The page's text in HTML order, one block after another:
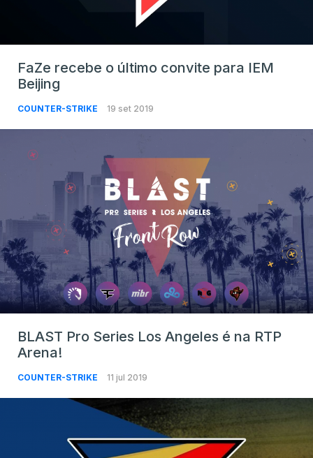
FaZe recebe o último convite para IEM
Beijing
COUNTER-STRIKE 19 set 2019
BLAST Pro Series Los Angeles é na RTP
Arena!
COUNTER-STRIKE 11 jul 2019